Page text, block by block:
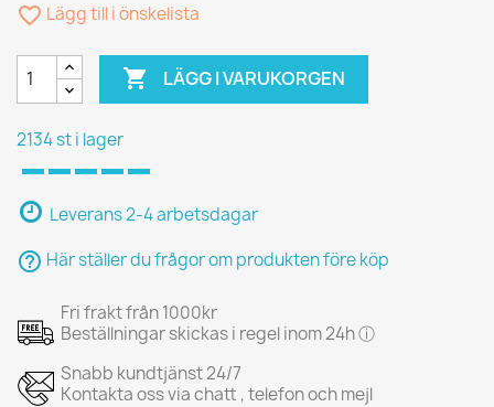
favorite_border Lägg till i önskelista
 LÄGG I VARUKORGEN
2134 st i lager
Leverans 2-4 arbetsdagar
help_outline Här ställer du frågor om produkten före köp
Fri frakt från 1000kr
Beställningar skickas i regel inom 24h ⓘ
Snabb kundtjänst 24/7
Kontakta oss via chatt , telefon och mejl